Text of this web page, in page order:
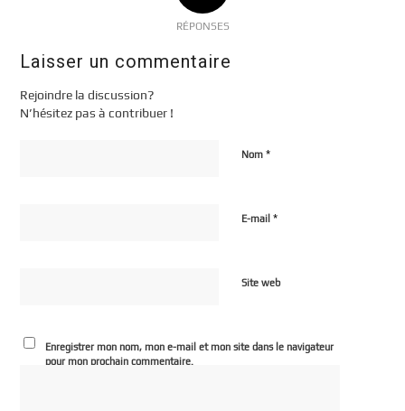
RÉPONSES
Laisser un commentaire
Rejoindre la discussion?
N’hésitez pas à contribuer !
Nom*
E-mail*
Site web
Enregistrer mon nom, mon e-mail et mon site dans le navigateur
pour mon prochain commentaire.